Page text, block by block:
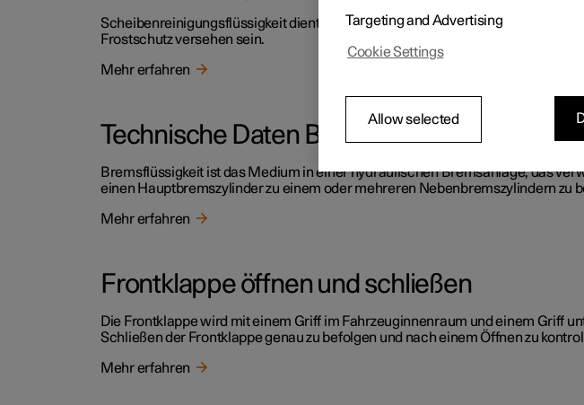
Scheibenreinigungsflüssigkeit dient der Reinhaltung der Windschutzscheibe.
Frostschutz versehen sein.
Mehr erfahren
Technische Daten Bremsflüssigkeit
Bremsflüssigkeit ist das Medium in einer hydraulischen Bremsanlage, das
einen Hauptbremszylinder zu einem oder mehreren Nebenbremszylindern
Mehr erfahren
Frontklappe öffnen und schließen
Die Frontklappe wird mit einem Griff im Fahrzeuginnenraum und einem Griff
Schließen der Frontklappe genau zu befolgen und nach einem Öffnen zu
Mehr erfahren
Targeting and Advertising
Cookie Settings
Allow selected